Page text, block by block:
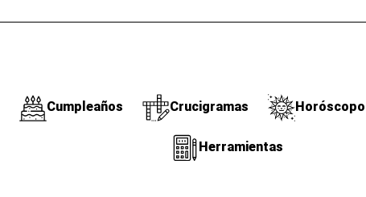
Cumpleaños Crucigramas Horóscopo
Herramientas